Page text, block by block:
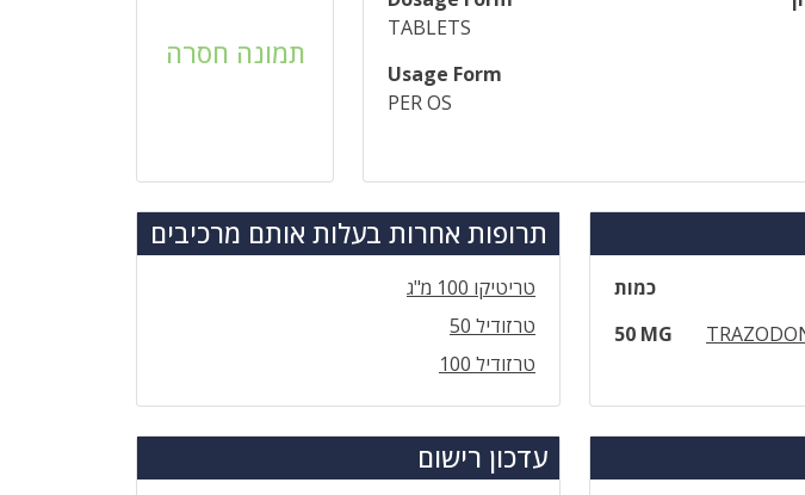
TABLETS
Usage Form
PER OS
תמונה חסרה
כמות
50 MG
תרופות אחרות בעלות אותם מרכיבים
טריטיקו 100 מ"ג
טרזודיל 50
טרזודיל 100
עדכון רישום